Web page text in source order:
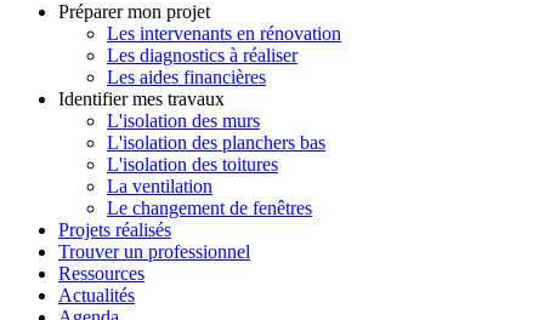
Préparer mon projet
Les intervenants en rénovation
Les diagnostics à réaliser
Les aides financières
Identifier mes travaux
L'isolation des murs
L'isolation des planchers bas
L'isolation des toitures
La ventilation
Le changement de fenêtres
Projets réalisés
Trouver un professionnel
Ressources
Actualités